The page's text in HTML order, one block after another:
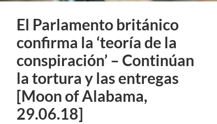
El Parlamento británico
confirma la ‘teoría de la
conspiración’ – Continúan
la tortura y las entregas
[Moon of Alabama,
29.06.18]